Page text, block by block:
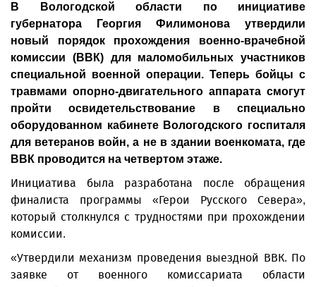
В Вологодской области по инициативе
губернатора Георгия Филимонова утвердили
новый порядок прохождения военно-врачебной
комиссии (ВВК) для маломобильных участников
специальной военной операции. Теперь бойцы с
травмами опорно-двигательного аппарата смогут
пройти освидетельствование в специально
оборудованном кабинете Вологодского госпиталя
для ветеранов войн, а не в здании военкомата, где
ВВК проводится на четвертом этаже.
Инициатива была разработана после обращения
финалиста программы «Герои Русского Севера»,
который столкнулся с трудностями при прохождении
комиссии.
«Утвердили механизм проведения выездной ВВК. По
заявке от военного комиссариата области